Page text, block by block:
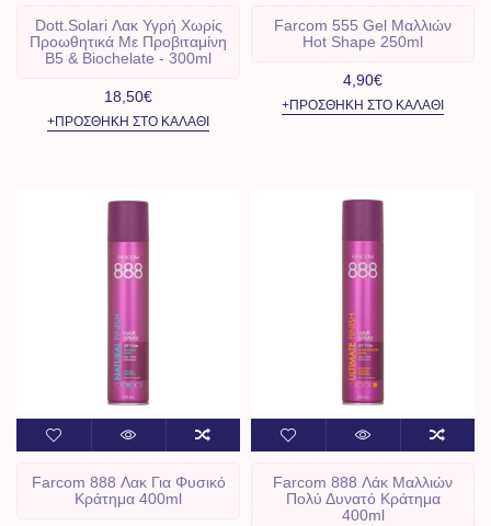
Dott.Solari Λακ Υγρή Χωρίς
Προωθητικά Με Προβιταμίνη
Β5 & Biochelate - 300ml
18,50€
+ΠΡΟΣΘΉΚΗ ΣΤΟ ΚΑΛΆΘΙ
Farcom 555 Gel Μαλλιών
Hot Shape 250ml
4,90€
+ΠΡΟΣΘΉΚΗ ΣΤΟ ΚΑΛΆΘΙ
Farcom 888 Λακ Για Φυσικό
Κράτημα 400ml
Farcom 888 Λάκ Μαλλιών
Πολύ Δυνατό Κράτημα
400ml